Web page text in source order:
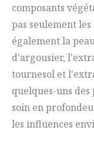
composants
pas seulement
également la
d'argousier,
tournesol et
quelques-uns
soin en
les influences